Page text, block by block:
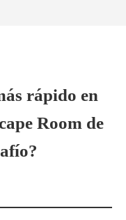
rápido en
Room de